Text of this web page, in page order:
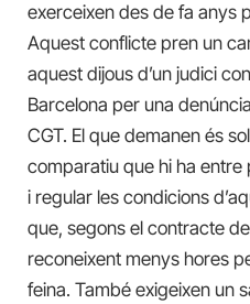
exerceixen des de fa anys
Aquest conflicte pren un
aquest dijous d’un judici
Barcelona per una
CGT. El que demanen és
comparatiu que hi ha entre
i regular les condicions
que, segons el contracte
reconeixent menys hores
feina. També exigeixen un